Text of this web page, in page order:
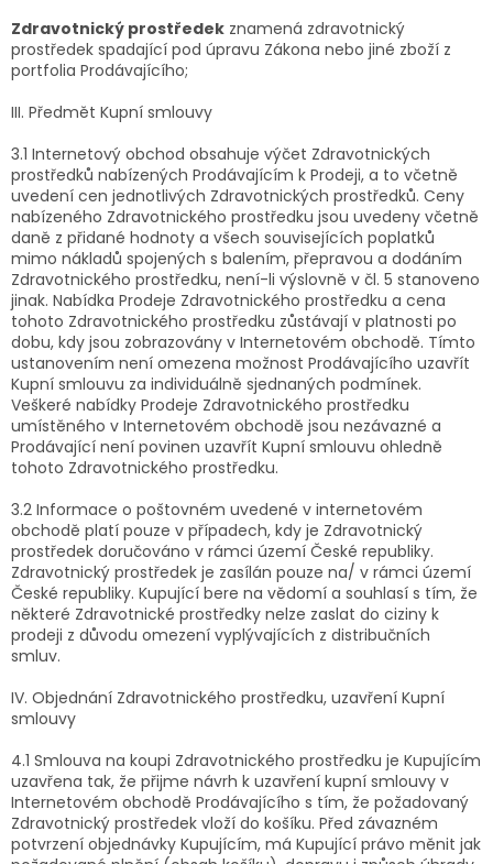
Zdravotnický prostředek znamená zdravotnický
prostředek spadající pod úpravu Zákona nebo jiné zboží z
portfolia Prodávajícího;
III. Předmět Kupní smlouvy
3.1 Internetový obchod obsahuje výčet Zdravotnických
prostředků nabízených Prodávajícím k Prodeji, a to včetně
uvedení cen jednotlivých Zdravotnických prostředků. Ceny
nabízeného Zdravotnického prostředku jsou uvedeny včetně
daně z přidané hodnoty a všech souvisejících poplatků
mimo nákladů spojených s balením, přepravou a dodáním
Zdravotnického prostředku, není-li výslovně v čl. 5 stanoveno
jinak. Nabídka Prodeje Zdravotnického prostředku a cena
tohoto Zdravotnického prostředku zůstávají v platnosti po
dobu, kdy jsou zobrazovány v Internetovém obchodě. Tímto
ustanovením není omezena možnost Prodávajícího uzavřít
Kupní smlouvu za individuálně sjednaných podmínek.
Veškeré nabídky Prodeje Zdravotnického prostředku
umístěného v Internetovém obchodě jsou nezávazné a
Prodávající není povinen uzavřít Kupní smlouvu ohledně
tohoto Zdravotnického prostředku.
3.2 Informace o poštovném uvedené v internetovém
obchodě platí pouze v případech, kdy je Zdravotnický
prostředek doručováno v rámci území České republiky.
Zdravotnický prostředek je zasílán pouze na/ v rámci území
České republiky. Kupující bere na vědomí a souhlasí s tím, že
některé Zdravotnické prostředky nelze zaslat do ciziny k
prodeji z důvodu omezení vyplývajících z distribučních
smluv.
IV. Objednání Zdravotnického prostředku, uzavření Kupní
smlouvy
4.1 Smlouva na koupi Zdravotnického prostředku je Kupujícím
uzavřena tak, že přijme návrh k uzavření kupní smlouvy v
Internetovém obchodě Prodávajícího s tím, že požadovaný
Zdravotnický prostředek vloží do košíku. Před závazném
potvrzení objednávky Kupujícím, má Kupující právo měnit jak